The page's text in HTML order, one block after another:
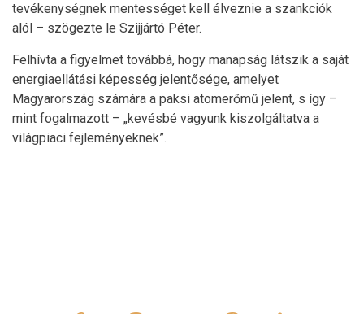
tevékenységnek mentességet kell élveznie a szankciók
alól – szögezte le Szijjártó Péter.
Felhívta a figyelmet továbbá, hogy manapság látszik a saját
energiaellátási képesség jelentősége, amelyet
Magyarország számára a paksi atomerőmű jelent, s így –
mint fogalmazott – „kevésbé vagyunk kiszolgáltatva a
világpiaci fejleményeknek”.